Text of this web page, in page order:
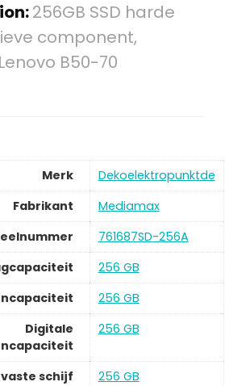
256GB SSD harde
component,
B50-70
Merk
Dekoelektropunktde
Fabrikant
Mediamax
761687SD-256A
256 GB
256 GB
Digitale
256 GB
schijf
256 GB